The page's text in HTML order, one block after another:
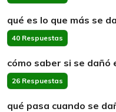
qué es lo que más se
40 Respuestas
cómo saber si se dañó
26 Respuestas
qué pasa cuando se